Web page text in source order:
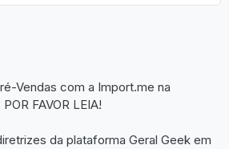
Vendas com a Import.me na
FAVOR LEIA!
da plataforma Geral Geek em